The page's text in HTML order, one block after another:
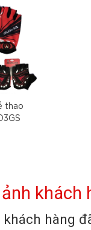
thao
khách
khách hàng